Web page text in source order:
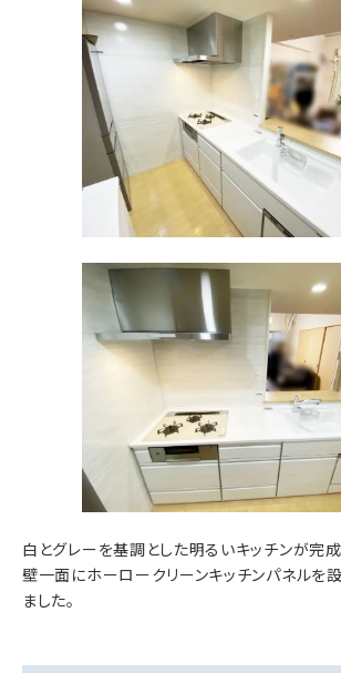
白とグレーを基調とした明るいキッチンが完成
壁一面にホーロークリーンキッチンパネルを
ました。